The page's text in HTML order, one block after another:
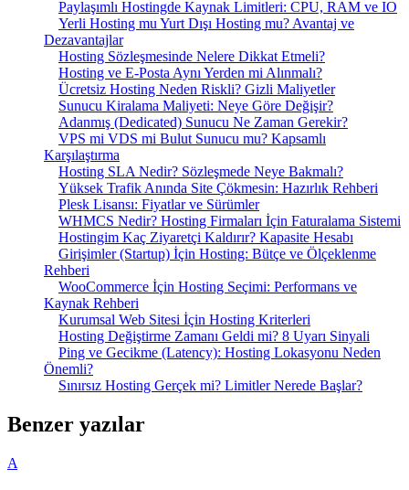
Paylaşımlı Hostingde Kaynak Limitleri: CPU, RAM ve IO
Yerli Hosting mu Yurt Dışı Hosting mu? Avantaj ve
Dezavantajlar
Hosting Sözleşmesinde Nelere Dikkat Etmeli?
Hosting ve E-Posta Aynı Yerden mi Alınmalı?
Ücretsiz Hosting Neden Riskli? Gizli Maliyetler
Sunucu Kiralama Maliyeti: Neye Göre Değişir?
Adanmış (Dedicated) Sunucu Ne Zaman Gerekir?
VPS mi VDS mi Bulut Sunucu mu? Kapsamlı
Karşılaştırma
Hosting SLA Nedir? Sözleşmede Neye Bakmalı?
Yüksek Trafik Anında Site Çökmesin: Hazırlık Rehberi
Plesk Lisansı: Fiyatlar ve Sürümler
WHMCS Nedir? Hosting Firmaları İçin Faturalama Sistemi
Hostingim Kaç Ziyaretçi Kaldırır? Kapasite Hesabı
Girişimler (Startup) İçin Hosting: Bütçe ve Ölçeklenme
Rehberi
WooCommerce İçin Hosting Seçimi: Performans ve
Kaynak Rehberi
Kurumsal Web Sitesi İçin Hosting Kriterleri
Hosting Değiştirme Zamanı Geldi mi? 8 Uyarı Sinyali
Ping ve Gecikme (Latency): Hosting Lokasyonu Neden
Önemli?
Sınırsız Hosting Gerçek mi? Limitler Nerede Başlar?
Benzer yazılar
A